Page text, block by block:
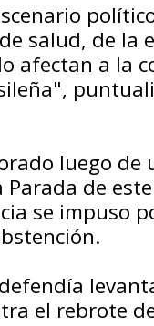
salud, de la
afectan a la
luego de
de
se impuso
el rebrote